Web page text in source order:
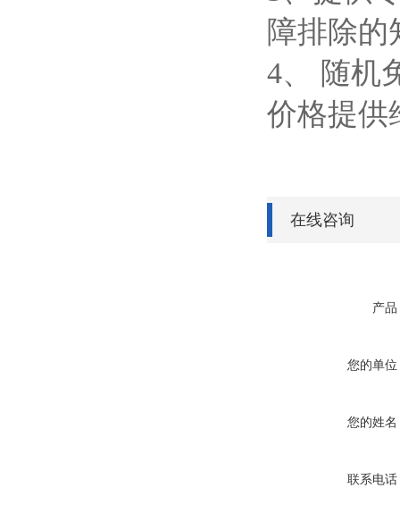
障排除的
4、 随机
价格提供
在线咨询
产品
您的单位
您的姓名
联系电话